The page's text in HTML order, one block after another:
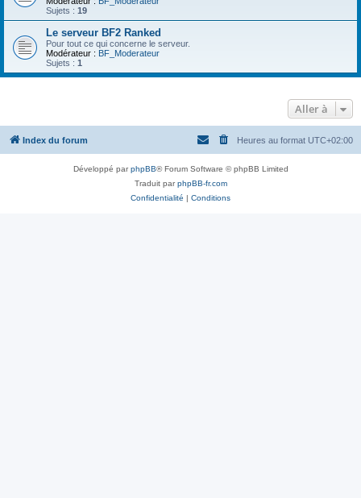
r
Sujets : 19
Le serveur BF2 Ranked
Pour tout ce qui concerne le serveur.
Modérateur : BF_Moderateur
Sujets : 1
Aller à
Index du forum Heures au format UTC+02:00
Développé parphpBB® Forum Software © phpBB Limited
Traduit parphpBB-fr.com
Confidentialité | Conditions